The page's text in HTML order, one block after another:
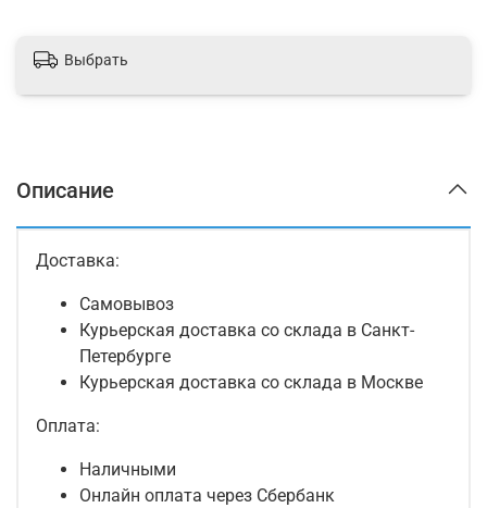
Выбрать
Описание
Доставка:
Самовывоз
Курьерская доставка со склада в Санкт-
Петербурге
Курьерская доставка со склада в Москве
Оплата:
Наличными
Онлайн оплата через Сбербанк